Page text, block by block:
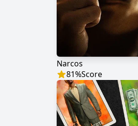
Narcos
81%Score